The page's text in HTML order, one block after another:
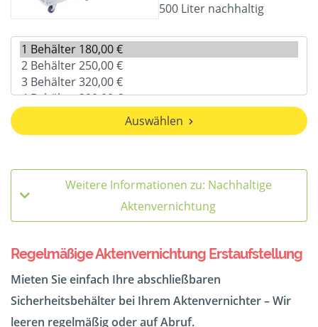
500 Liter nachhaltig
Auswählen
Weitere Informationen zu: Nachhaltige
Aktenvernichtung
Regelmäßige Aktenvernichtung Erstaufstellung
Mieten Sie einfach Ihre abschließbaren
Sicherheitsbehälter bei Ihrem Aktenvernichter – Wir
leeren regelmäßig oder auf Abruf.